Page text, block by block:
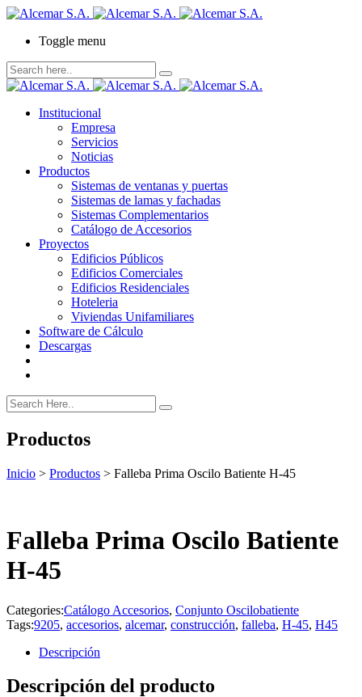
Toggle menu
Institucional
Empresa
Servicios
Noticias
Productos
Sistemas de ventanas y puertas
Sistemas de lamas y fachadas
Sistemas Complementarios
Catálogo de Accesorios
Proyectos
Edificios Públicos
Edificios Comerciales
Edificios Residenciales
Hoteleria
Viviendas Unifamiliares
Software de Cálculo
Descargas
Productos
Inicio > Productos > Falleba Prima Oscilo Batiente H-45
Falleba Prima Oscilo Batiente
H-45
Categories:Catálogo Accesorios, Conjunto Oscilobatiente
Tags:9205, accesorios, alcemar, construcción, falleba, H-45, H45
Descripción
Descripción del producto